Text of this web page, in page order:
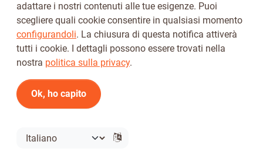
Seguici su
© 2026 Tickiwi - Tutti i diritti riservati
adattare i nostri contenuti alle tue esigenze. Puoi
scegliere quali cookie consentire in qualsiasi momento
configurandoli. La chiusura di questa notifica attiverà
tutti i cookie. I dettagli possono essere trovati nella
nostra politica sulla privacy.
Ok, ho capito